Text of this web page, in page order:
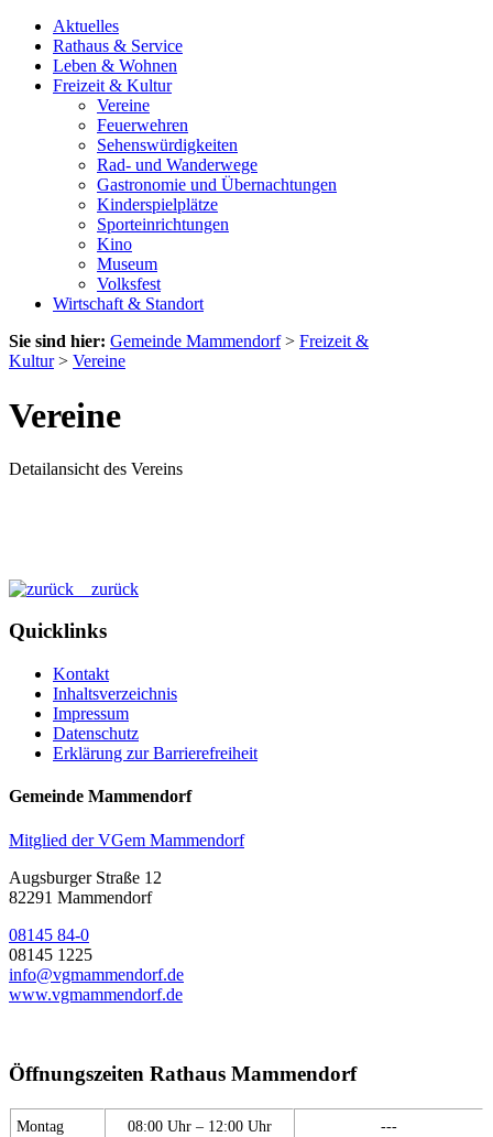
Aktuelles
Rathaus & Service
Leben & Wohnen
Freizeit & Kultur
Vereine
Feuerwehren
Sehenswürdigkeiten
Rad- und Wanderwege
Gastronomie und Übernachtungen
Kinderspielplätze
Sporteinrichtungen
Kino
Museum
Volksfest
Wirtschaft & Standort
Sie sind hier: Gemeinde Mammendorf> Freizeit &
Kultur> Vereine
Vereine
Detailansicht des Vereins
zurück
Quicklinks
Kontakt
Inhaltsverzeichnis
Impressum
Datenschutz
Erklärung zur Barrierefreiheit
Gemeinde Mammendorf
Mitglied der VGem Mammendorf
Augsburger Straße 12
82291 Mammendorf
08145 84-0
08145 1225
info@vgmammendorf.de
www.vgmammendorf.de
Öffnungszeiten Rathaus Mammendorf
Montag 08:00 Uhr – 12:00 Uhr ---